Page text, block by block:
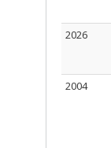
2026
2004